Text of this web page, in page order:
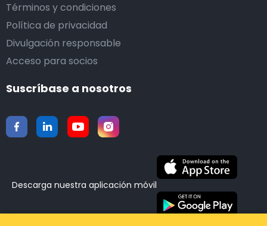
Términos y condiciones
Política de privacidad
Divulgación responsable
Acceso para socios
Suscríbase a nosotros
Descarga nuestra aplicación móvil